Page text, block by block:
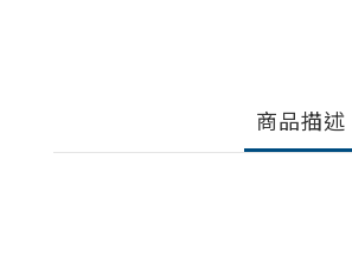
商品描述